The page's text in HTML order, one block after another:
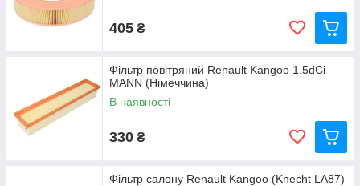
405 ₴
Фільтр повітряний Renault Kangoo 1.5dCi
MANN (Німеччина)
В наявності
330 ₴
Фільтр салону Renault Kangoo (Knecht LA87)